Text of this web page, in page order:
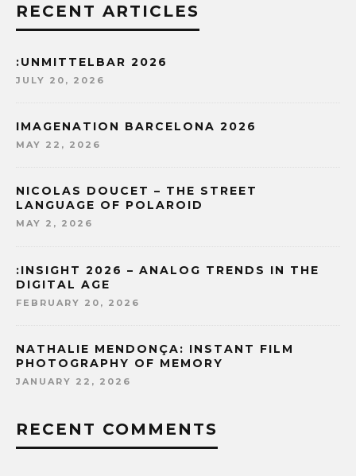
RECENT ARTICLES
:UNMITTELBAR 2026
JULY 20, 2026
IMAGENATION BARCELONA 2026
MAY 22, 2026
NICOLAS DOUCET – THE STREET
LANGUAGE OF POLAROID
MAY 2, 2026
:INSIGHT 2026 – ANALOG TRENDS IN THE
DIGITAL AGE
FEBRUARY 20, 2026
NATHALIE MENDONÇA: INSTANT FILM
PHOTOGRAPHY OF MEMORY
JANUARY 22, 2026
RECENT COMMENTS